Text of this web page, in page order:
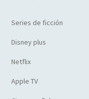
Series de ficción
Disney plus
Netflix
Apple TV